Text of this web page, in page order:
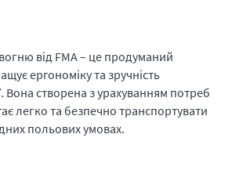
від FMA – це продуманий
ергономіку та зручність
Вона створена з урахуванням потреб
легко та безпечно транспортувати
польових умовах.